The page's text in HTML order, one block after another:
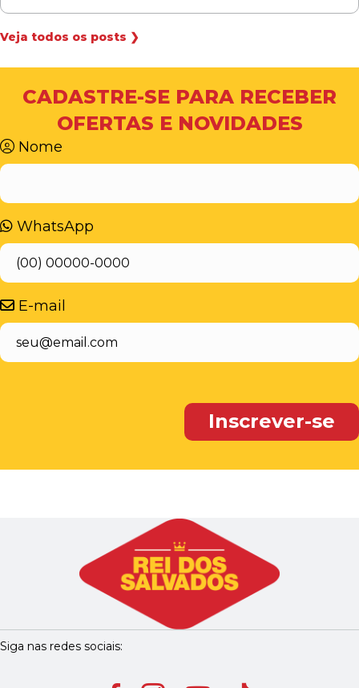
Veja todos os posts ❯
CADASTRE-SE PARA RECEBER
OFERTAS E NOVIDADES
Nome
WhatsApp
E-mail
Siga nas redes sociais: